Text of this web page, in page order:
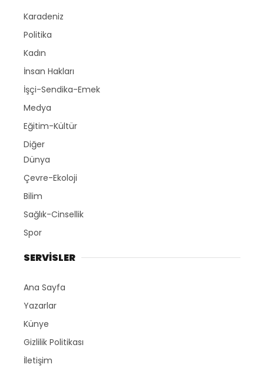
Karadeniz
Politika
Kadın
İnsan Hakları
İşçi-Sendika-Emek
Medya
Eğitim-Kültür
Diğer
Dünya
Çevre-Ekoloji
Bilim
Sağlık-Cinsellik
Spor
SERVİSLER
Ana Sayfa
Yazarlar
Künye
Gizlilik Politikası
İletişim